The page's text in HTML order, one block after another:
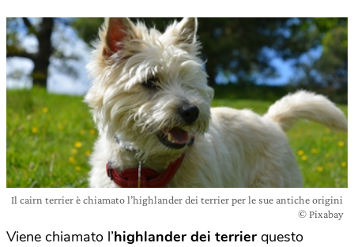
Il cairn terrier è chiamato l’highlander dei terrier per le sue antiche origini
© Pixabay
Viene chiamato l’highlander dei terrier questo